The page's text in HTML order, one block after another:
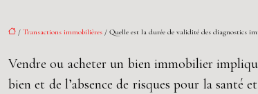
/ Transactions immobilières / Quelle est la durée de validité des diagnostics
Vendre ou acheter un bien immobilier
bien et de l’absence de risques pour la santé